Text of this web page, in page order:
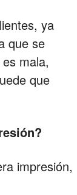
ya
que se
mala,
que
impresión,